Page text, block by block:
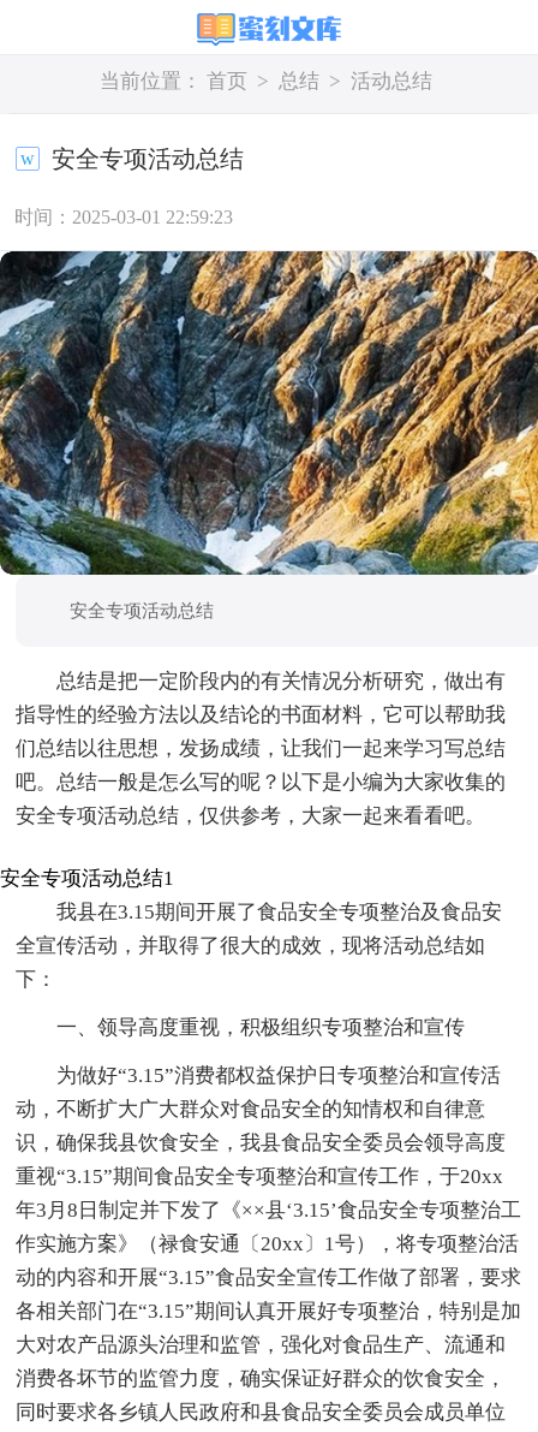
当前位置： 首页 > 总结 > 活动总结
安全专项活动总结
时间：2025-03-01 22:59:23
安全专项活动总结
总结是把一定阶段内的有关情况分析研究，做出有
指导性的经验方法以及结论的书面材料，它可以帮助我
们总结以往思想，发扬成绩，让我们一起来学习写总结
吧。总结一般是怎么写的呢？以下是小编为大家收集的
安全专项活动总结，仅供参考，大家一起来看看吧。
安全专项活动总结1
我县在3.15期间开展了食品安全专项整治及食品安
全宣传活动，并取得了很大的成效，现将活动总结如
下：
一、领导高度重视，积极组织专项整治和宣传
为做好“3.15”消费都权益保护日专项整治和宣传活
动，不断扩大广大群众对食品安全的知情权和自律意
识，确保我县饮食安全，我县食品安全委员会领导高度
重视“3.15”期间食品安全专项整治和宣传工作，于20xx
年3月8日制定并下发了《××县‘3.15’食品安全专项整治工
作实施方案》（禄食安通〔20xx〕1号），将专项整治活
动的内容和开展“3.15”食品安全宣传工作做了部署，要求
各相关部门在“3.15”期间认真开展好专项整治，特别是加
大对农产品源头治理和监管，强化对食品生产、流通和
消费各坏节的监管力度，确实保证好群众的饮食安全，
同时要求各乡镇人民政府和县食品安全委员会成员单位